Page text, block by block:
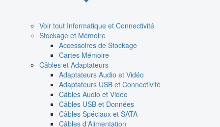
Voir tout Informatique et Connectivité
Stockage et Mémoire
Accessoires de Stockage
Cartes Mémoire
Câbles et Adaptateurs
Adaptateurs Audio et Vidéo
Adaptateurs USB et Connectivité
Câbles Audio et Vidéo
Câbles USB et Données
Câbles Spéciaux et SATA
Câbles d'Alimentation